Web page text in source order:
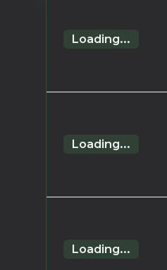
Loading...
Loading...
Loading...